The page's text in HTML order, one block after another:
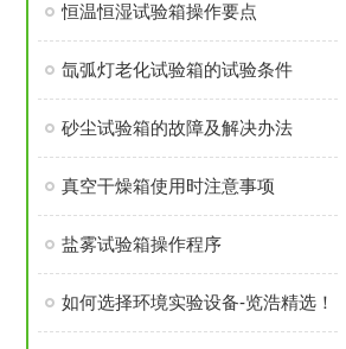
恒温恒湿试验箱操作要点
氙弧灯老化试验箱的试验条件
砂尘试验箱的故障及解决办法
真空干燥箱使用时注意事项
盐雾试验箱操作程序
如何选择环境实验设备-览浩精选！